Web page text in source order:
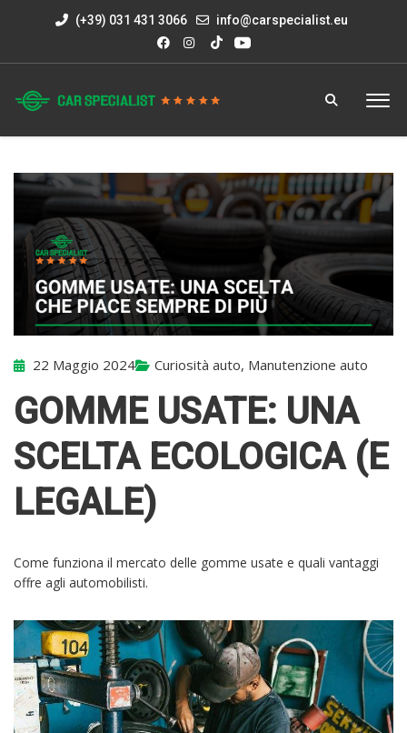
(+39) 031 431 3066 info@carspecialist.eu
22 Maggio 2024 Curiosità auto, Manutenzione auto
GOMME USATE: UNA
SCELTA ECOLOGICA (E
LEGALE)
Come funziona il mercato delle gomme usate e quali vantaggi
offre agli automobilisti.